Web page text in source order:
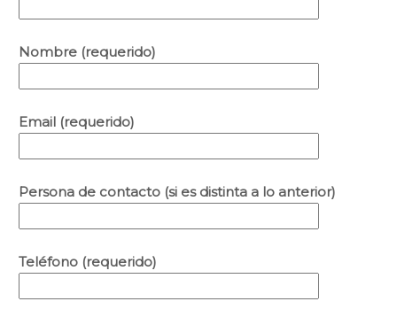
Nombre (requerido)
Email (requerido)
Persona de contacto (si es distinta a lo anterior)
Teléfono (requerido)